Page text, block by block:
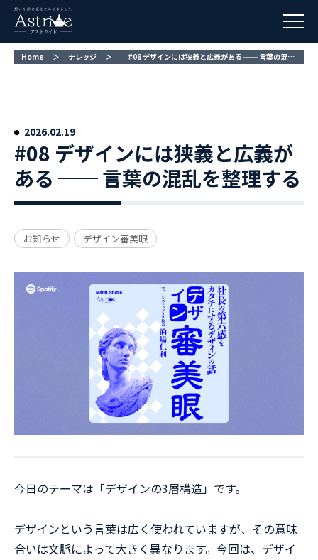
Home ＞ ナレッジ ＞ #08 デザインには狭義と広義がある ── 言葉の混乱を整理する
#08 デザインには狭義と広義が
ある ── 言葉の混乱を整理する
お知らせ デザイン審美眼
今日のテーマは「デザインの3層構造」です。
デザインという言葉は広く使われていますが、その意味
合いは文脈によって大きく異なります。今回は、デザイ